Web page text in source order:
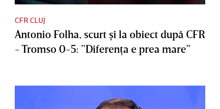
CFR CLUJ
Antonio Folha, scurt şi la obiect după CFR
- Tromso 0-5: ”Diferenţa e prea mare”